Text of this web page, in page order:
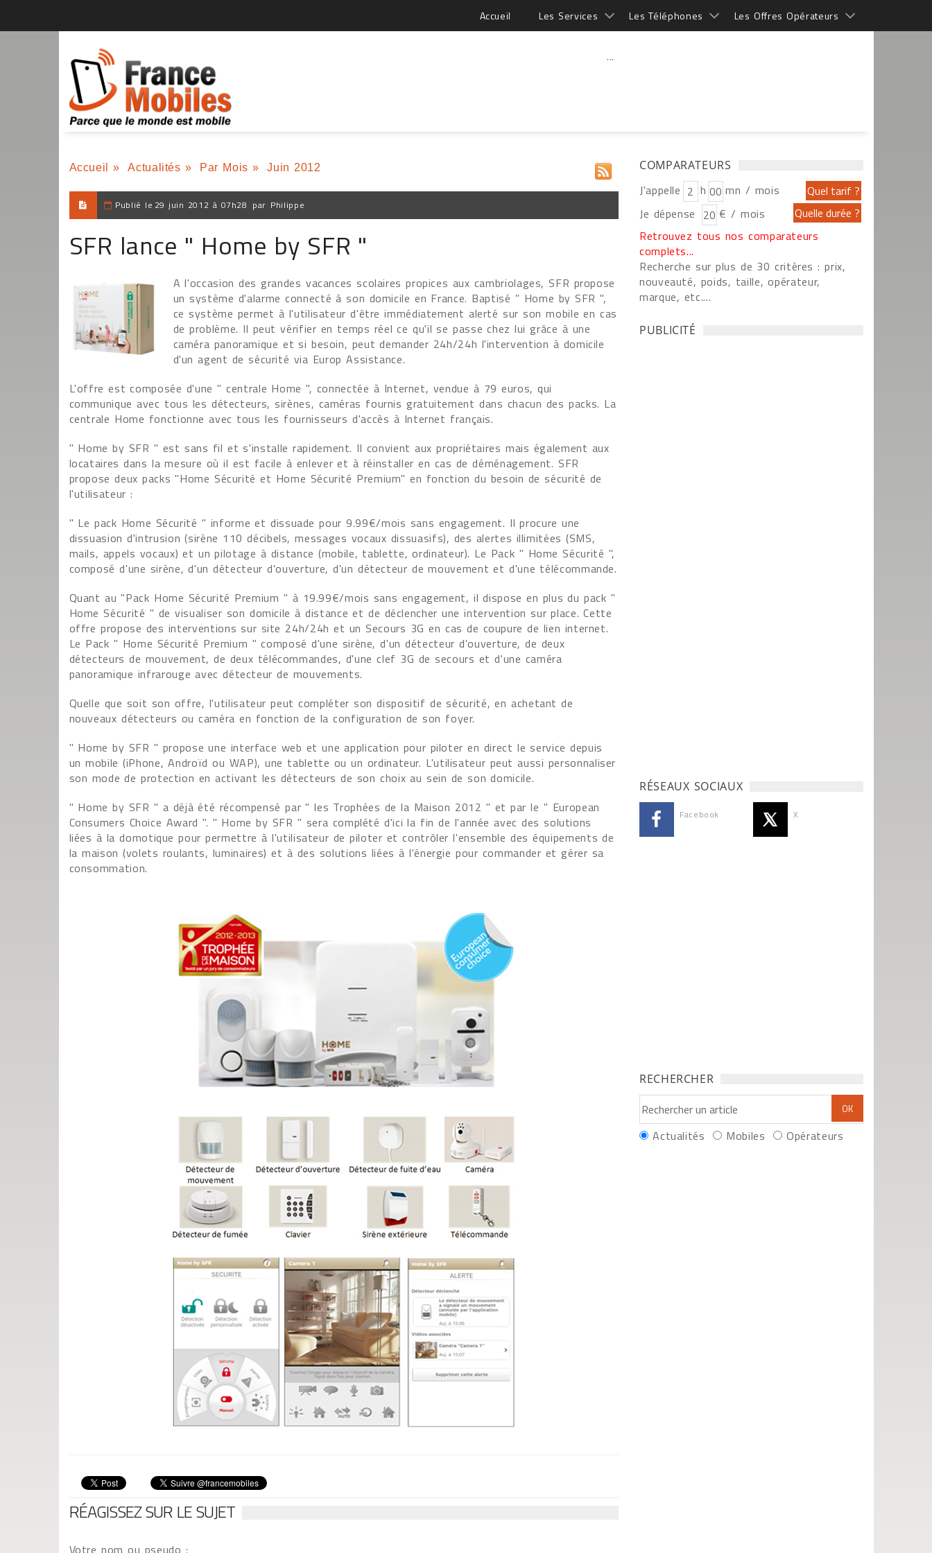
Accueil Les Services Les Téléphones Les Offres Opérateurs
...
Accueil » Actualités » Par Mois » Juin 2012
Publié le 29 juin 2012 à 07h28 par Philippe
SFR lance " Home by SFR "
A l'occasion des grandes vacances scolaires propices aux cambriolages, SFR propose
un système d'alarme connecté à son domicile en France. Baptisé " Home by SFR ",
ce système permet à l'utilisateur d'être immédiatement alerté sur son mobile en cas
de problème. Il peut vérifier en temps réel ce qu'il se passe chez lui grâce à une
caméra panoramique et si besoin, peut demander 24h/24h l'intervention à domicile
d'un agent de sécurité via Europ Assistance.
L'offre est composée d'une " centrale Home ", connectée à Internet, vendue à 79 euros, qui
communique avec tous les détecteurs, sirènes, caméras fournis gratuitement dans chacun des packs. La
centrale Home fonctionne avec tous les fournisseurs d'accès à Internet français.
" Home by SFR " est sans fil et s'installe rapidement. Il convient aux propriétaires mais également aux
locataires dans la mesure où il est facile à enlever et à réinstaller en cas de déménagement. SFR
propose deux packs "Home Sécurité et Home Sécurité Premium" en fonction du besoin de sécurité de
l'utilisateur :
" Le pack Home Sécurité " informe et dissuade pour 9.99€/mois sans engagement. Il procure une
dissuasion d'intrusion (sirène 110 décibels, messages vocaux dissuasifs), des alertes illimitées (SMS,
mails, appels vocaux) et un pilotage à distance (mobile, tablette, ordinateur). Le Pack " Home Sécurité ",
composé d'une sirène, d'un détecteur d'ouverture, d'un détecteur de mouvement et d'une télécommande.
Quant au "Pack Home Sécurité Premium " à 19.99€/mois sans engagement, il dispose en plus du pack "
Home Sécurité " de visualiser son domicile à distance et de déclencher une intervention sur place. Cette
offre propose des interventions sur site 24h/24h et un Secours 3G en cas de coupure de lien internet.
Le Pack " Home Sécurité Premium " composé d'une sirène, d'un détecteur d'ouverture, de deux
détecteurs de mouvement, de deux télécommandes, d'une clef 3G de secours et d'une caméra
panoramique infrarouge avec détecteur de mouvements.
Quelle que soit son offre, l'utilisateur peut compléter son dispositif de sécurité, en achetant de
nouveaux détecteurs ou caméra en fonction de la configuration de son foyer.
" Home by SFR " propose une interface web et une application pour piloter en direct le service depuis
un mobile (iPhone, Androïd ou WAP), une tablette ou un ordinateur. L'utilisateur peut aussi personnaliser
son mode de protection en activant les détecteurs de son choix au sein de son domicile.
" Home by SFR " a déjà été récompensé par " les Trophées de la Maison 2012 " et par le " European
Consumers Choice Award ". " Home by SFR " sera complété d'ici la fin de l'année avec des solutions
liées à la domotique pour permettre à l'utilisateur de piloter et contrôler l'ensemble des équipements de
la maison (volets roulants, luminaires) et à des solutions liées à l'énergie pour commander et gérer sa
consommation.
RÉAGISSEZ SUR LE SUJET
Votre nom ou pseudo :
COMPARATEURS
J'appelle h
mn / mois
Je dépense
€ / mois
Retrouvez tous nos comparateurs
complets...
Recherche sur plus de 30 critères : prix,
nouveauté, poids, taille, opérateur,
marque, etc....
PUBLICITÉ
RÉSEAUX SOCIAUX
Facebook X
RECHERCHER
Actualités Mobiles Opérateurs